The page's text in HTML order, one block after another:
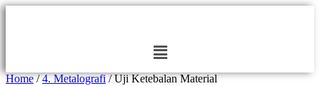
Home/4. Metalografi/ Uji Ketebalan Material